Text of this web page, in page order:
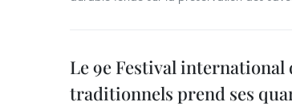
Le 9e Festival
traditionnels prend ses